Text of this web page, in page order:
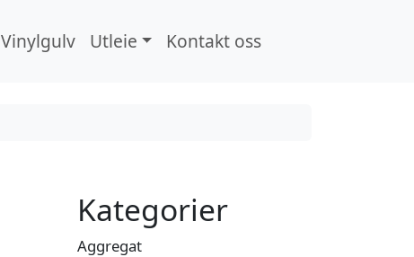
Vinylgulv Utleie Kontakt oss
Kategorier
Aggregat